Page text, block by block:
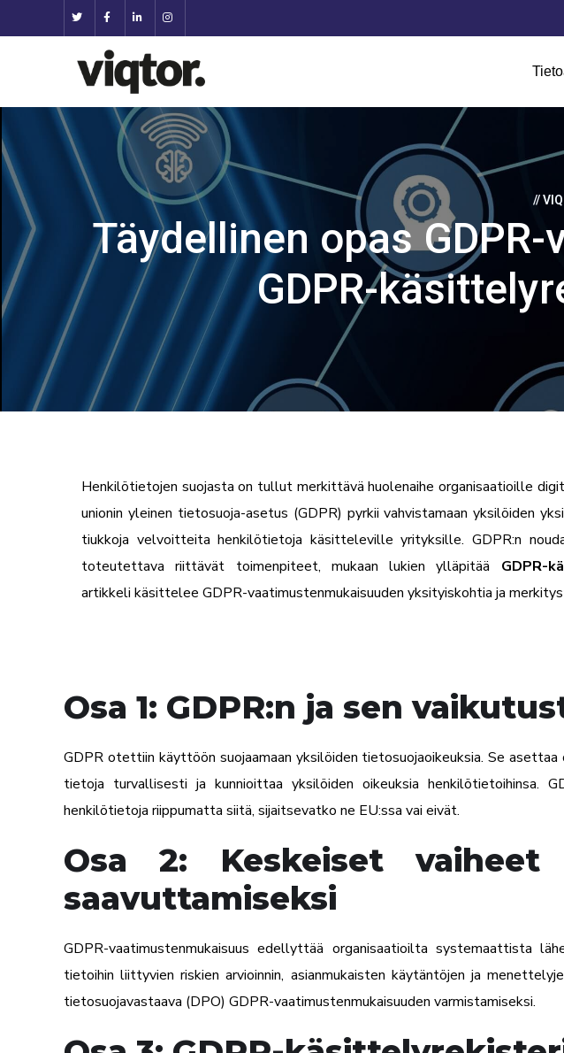
//
Täydellinen opas
GDPR-
Henkilötietojen suojasta on tullut merkittävä huolenaihe organisaatioille
unionin yleinen tietosuoja-asetus (GDPR) pyrkii vahvistamaan yksilöiden
tiukkoja velvoitteita henkilötietoja käsitteleville yrityksille. GDPR:n
toteutettava riittävät toimenpiteet, mukaan lukien ylläpitää GDPR-
artikkeli käsittelee GDPR-vaatimustenmukaisuuden yksityiskohtia ja
Osa 1: GDPR:n ja sen
GDPR otettiin käyttöön suojaamaan yksilöiden tietosuojaoikeuksia. Se
tietoja turvallisesti ja kunnioittaa yksilöiden oikeuksia henkilötietoihinsa.
henkilötietoja riippumatta siitä, sijaitsevatko ne EU:ssa vai eivät.
Osa 2: Keskeiset vaiheet
saavuttamiseksi
GDPR-vaatimustenmukaisuus edellyttää organisaatioilta systemaattista
tietoihin liittyvien riskien arvioinnin, asianmukaisten käytäntöjen ja
tietosuojavastaava (DPO) GDPR-vaatimustenmukaisuuden varmistamiseksi.